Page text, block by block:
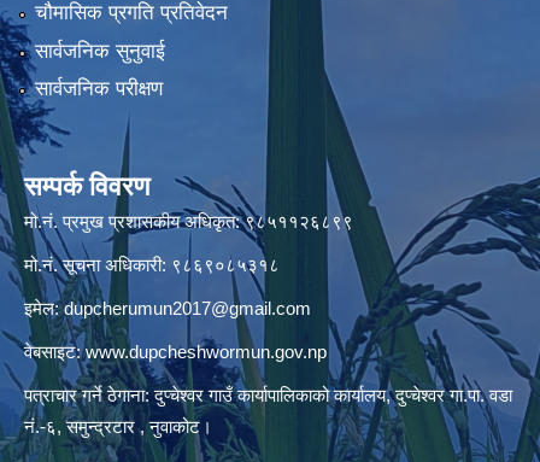
चौमासिक प्रगति प्रतिवेदन
सार्वजनिक सुनुवाई
सार्वजनिक परीक्षण
सम्पर्क विवरण
मो.नं. प्रमुख प्रशासकीय अधिकृत: ९८५११२६८९९
मो.नं. सूचना अधिकारी: ९८६९०८५३१८
इमेल:dupcherumun2017@gmail.com
वेबसाइट:www.dupcheshwormun.gov.np
पत्राचार गर्ने ठेगाना: दुप्चेश्वर गाउँ कार्यापालिकाको कार्यालय, दुप्चेश्वर गा.पा. वडा
नं.-६, समुन्द्रटार , नुवाकोट।